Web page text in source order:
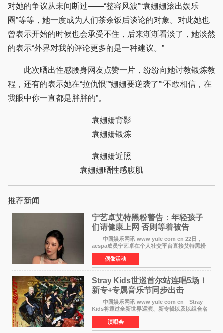
对她的争议从未间断过——“整容风波”“袁姗姗滚出娱乐
圈”等等，她一度成为人们茶余饭后谈论的对象。对此她也
曾表示开始的时候也会承受不住，后来渐渐看淡了，她淡然
的表示“外界对我的评论更多的是一种建议。”
此次晒出性感腰身网友点赞一片，纷纷向她讨教锻炼教
程，还有的表示她在“拉仇恨”“姗姗要逆袭了”“不敢相信，在
我眼中你一直都是胖胖的”。
袁姗姗背影
袁姗姗锻炼
袁姗姗近照
袁姗姗晒性感腹肌
推荐新闻
宁艺卓艾特黑粉警告：年轻孩子
们​请健康上网 否则等着被告
中国娱乐网讯 www yule com cn 22日，
aespa成员宁艺卓在个人社交平台直接艾特黑粉
账号，正面喊话回应长期以来的恶意攻击，引发
广泛关注。 宁艺卓在文中表示，自己早已注
意到部分网友持续
偶像活动
Stray Kids世巡首尔站连唱5场！
新专+专属音乐节同步出击
中国娱乐网讯 www yule com cn Stray
Kids将通过全新世界巡演、新专辑以及以组合名
义打造的专属音乐节等一系列全球活动，开启事
业发展的全新篇章。 Stray Kids将于7月25日
至26日、29日
演唱会